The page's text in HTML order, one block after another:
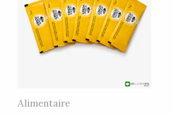
Alimentaire